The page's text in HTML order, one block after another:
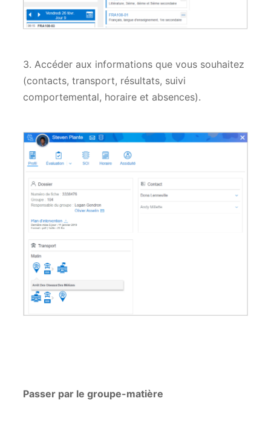
3. Accéder aux informations que vous souhaitez
(contacts, transport, résultats, suivi
comportemental, horaire et absences).
Passer par le groupe-matière